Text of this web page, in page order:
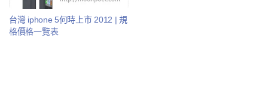
台灣 iphone 5何時上市 2012 | 規
格價格一覽表